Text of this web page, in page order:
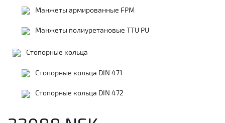
Манжеты армированные FPM
Манжеты полиуретановые TTU PU
Стопорные кольца
Стопорные кольца DIN 471
Стопорные кольца DIN 472